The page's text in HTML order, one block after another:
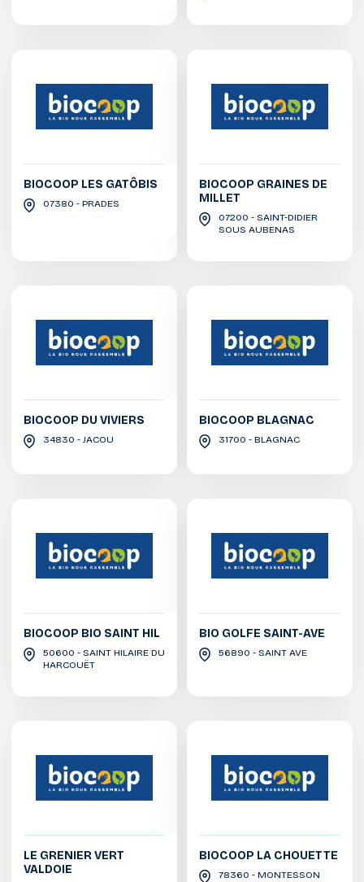
BIOCOOP LES GATÔBIS
07380 - PRADES
BIOCOOP GRAINES DE
MILLET
07200 - SAINT-DIDIER
SOUS AUBENAS
BIOCOOP DU VIVIERS
34830 - JACOU
BIOCOOP BLAGNAC
31700 - BLAGNAC
BIOCOOP BIO SAINT HIL
50600 - SAINT HILAIRE DU
HARCOUËT
BIO GOLFE SAINT-AVE
56890 - SAINT AVE
LE GRENIER VERT
VALDOIE
BIOCOOP LA CHOUETTE
78360 - MONTESSON